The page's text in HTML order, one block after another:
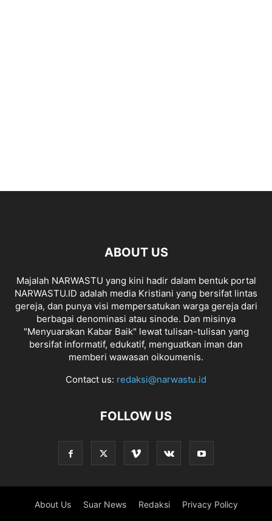
ABOUT US
Majalah NARWASTU yang kini hadir dalam bentuk portal
NARWASTU.ID adalah media Kristiani yang bersifat lintas
gereja, dan punya visi mempersatukan warga gereja dari
berbagai denominasi atau sinode. Dan misinya
"Menyuarakan Kabar Baik" lewat tulisan-tulisan yang
bersifat informatif, edukatif, menguatkan iman dan
memberi wawasan oikoumenis.
Contact us: redaksi@narwastu.id
FOLLOW US
About Us Suar News Redaksi Privacy Policy